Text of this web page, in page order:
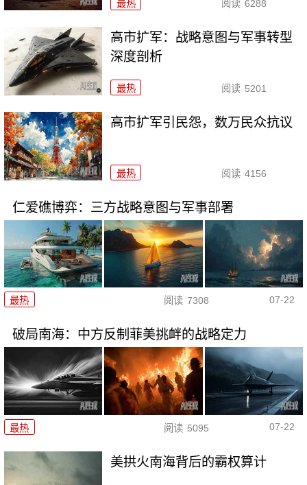
最热 阅读 6288
高市扩军：战略意图与军事转型
深度剖析
最热 阅读 5201
高市扩军引民怨，数万民众抗议
最热 阅读 4156
仁爱礁博弈：三方战略意图与军事部署
最热 阅读 7308 07-22
破局南海：中方反制菲美挑衅的战略定力
最热 阅读 5095 07-22
美拱火南海背后的霸权算计